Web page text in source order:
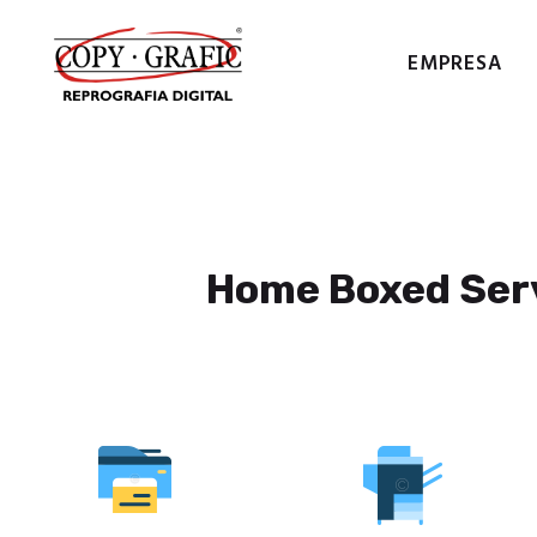
EMPRESA
Home Boxed